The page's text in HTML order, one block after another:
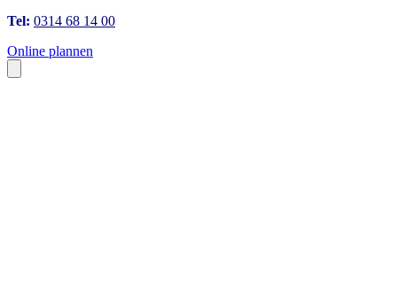
Tel: 0314 68 14 00
Online plannen